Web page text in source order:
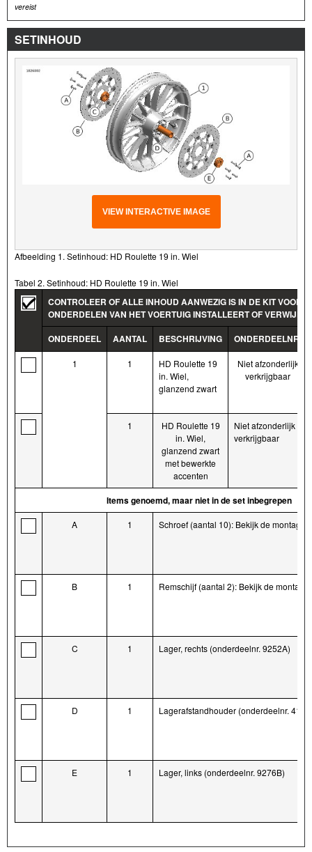
vereist
SETINHOUD
VIEW INTERACTIVE IMAGE
Afbeelding 1. Setinhoud: HD Roulette 19 in. Wiel
Tabel 2. Setinhoud: HD Roulette 19 in. Wiel
CONTROLEER OF ALLE INHOUD AANWEZIG IS IN DE KIT
ONDERDELEN VAN HET VOERTUIG INSTALLEERT OF
ONDERDEEL
AANTAL BESCHRIJVING ONDERDEELNR.
1 1
HD Roulette 19
in. Wiel,
glanzend zwart
Niet afzonderlijk
verkrijgbaar
1
HD Roulette 19
in. Wiel,
glanzend zwart
met bewerkte
accenten
Niet afzonderlijk
verkrijgbaar
Items genoemd, maar niet in de set inbegrepen
A 1 Schroef (aantal 10): Bekijk de
B 1 Remschijf (aantal 2): Bekijk de
C 1 Lager, rechts (onderdeelnr. 9252A)
D 1 Lagerafstandhouder (onderdeelnr.
E 1 Lager, links (onderdeelnr. 9276B)